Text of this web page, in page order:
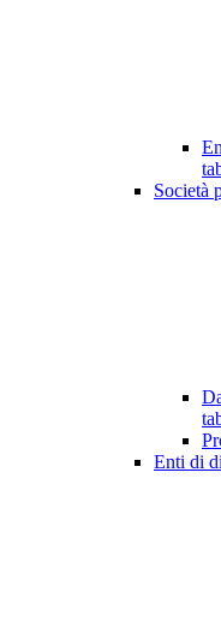
Società
Enti di